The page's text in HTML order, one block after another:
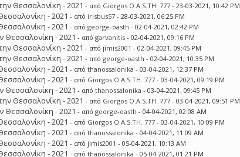
Θεσσαλονίκη - 2021 - από Giorgos O.A.S.TH. 777 - 23-03-2021, 10:42 PM
- 2021 - από irisbus57 - 28-03-2021, 06:25 PM
- 2021 - απόgeorge-oasth - 02-04-2021, 02:42 PM
Θεσσαλονίκη - 2021 - απόgarvanitis - 02-04-2021, 09:16 PM
Θεσσαλονίκη - 2021 - από jimis2001 - 02-04-2021, 09:45 PM
Θεσσαλονίκη - 2021 - απόgeorge-oasth - 02-04-2021, 10:35 PM
- 2021 - απόthanossalonika - 03-04-2021, 12:37 PM
- 2021 - από Giorgos O.A.S.TH. 777 - 03-04-2021, 09:19 PM
Θεσσαλονίκη - 2021 - απόthanossalonika - 03-04-2021, 09:45 PM
Θεσσαλονίκη - 2021 - από Giorgos O.A.S.TH. 777 - 03-04-2021, 09:51 PM
Θεσσαλονίκη - 2021 - απόgeorge-oasth - 04-04-2021, 02:08 AM
- 2021 - από Giorgos O.A.S.TH. 777 - 03-04-2021, 10:09 PM
- 2021 - απόthanossalonika - 04-04-2021, 11:09 AM
- 2021 - από jimis2001 - 05-04-2021, 10:13 AM
- 2021 - απόthanossalonika - 05-04-2021, 01:21 PM